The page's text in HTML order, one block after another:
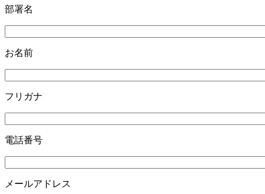
部署名
お名前
フリガナ
電話番号
メールアドレス